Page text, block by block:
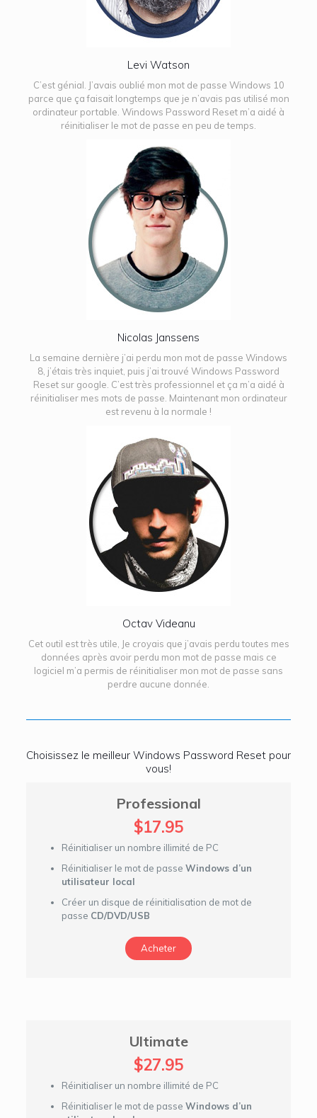
Levi Watson
C’est génial. J’avais oublié mon mot de passe Windows 10
parce que ça faisait longtemps que je n’avais pas utilisé mon
ordinateur portable. Windows Password Reset m’a aidé à
réinitialiser le mot de passe en peu de temps.
Nicolas Janssens
La semaine dernière j’ai perdu mon mot de passe Windows
8, j’étais très inquiet, puis j’ai trouvé Windows Password
Reset sur google. C’est très professionnel et ça m’a aidé à
réinitialiser mes mots de passe. Maintenant mon ordinateur
est revenu à la normale !
Octav Videanu
Cet outil est très utile, Je croyais que j’avais perdu toutes mes
données après avoir perdu mon mot de passe mais ce
logiciel m’a permis de réinitialiser mon mot de passe sans
perdre aucune donnée.
Choisissez le meilleur Windows Password Reset pour
vous!
Professional
$17.95
Réinitialiser un nombre illimité de PC
Réinitialiser le mot de passe Windows d’un
utilisateur local
Créer un disque de réinitialisation de mot de
passe CD/DVD/USB
Acheter
Ultimate
$27.95
Réinitialiser un nombre illimité de PC
Réinitialiser le mot de passe Windows d’un